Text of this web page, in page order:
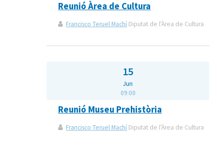
Reunió Àrea de Cultura
Francisco Teruel Machí Diputat de l'Àrea de Cultura
15
Jun
09:00
Reunió Museu Prehistòria
Francisco Teruel Machí Diputat de l'Àrea de Cultura